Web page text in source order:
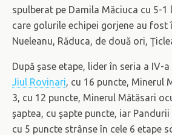
spulberat pe Damila Măciuca cu 5-
care golurile echipei gorjene au fost
Nueleanu, Răduca, de două ori,
După şase etape, lider în seria a IV-
Jiul Rovinari, cu 16 puncte, Minerul
3, cu 12 puncte, Minerul Mătăsari
şaptea, cu şapte puncte, iar Pandurii
cu 5 puncte strânse în cele 6 etape